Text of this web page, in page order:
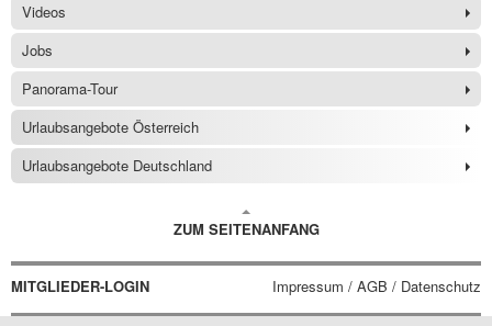
Videos
Jobs
Panorama-Tour
Urlaubsangebote Österreich
Urlaubsangebote Deutschland
ZUM SEITENANFANG
MITGLIEDER-LOGIN Impressum / AGB / Datenschutz